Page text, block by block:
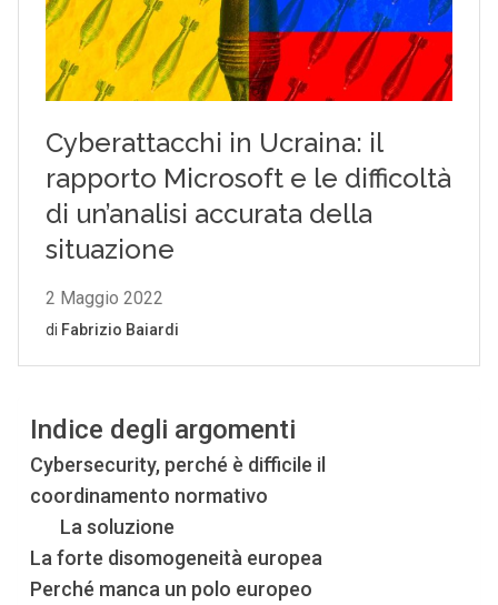
Indice degli argomenti
Cybersecurity, perché è difficile il
coordinamento normativo
La soluzione
La forte disomogeneità europea
Perché manca un polo europeo